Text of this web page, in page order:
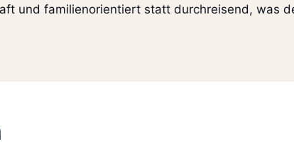
und familienorientiert statt durchreisend, was